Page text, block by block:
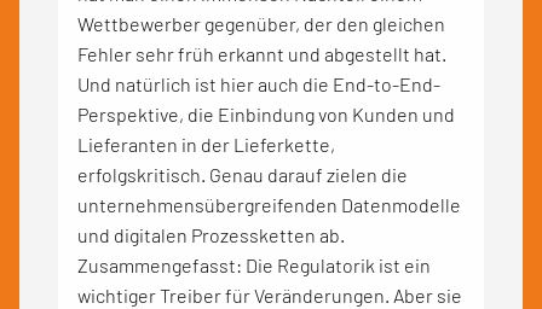
Wettbewerber gegenüber, der den gleichen
Fehler sehr früh erkannt und abgestellt hat.
Und natürlich ist hier auch die End-to-End-
Perspektive, die Einbindung von Kunden und
Lieferanten in der Lieferkette,
erfolgskritisch. Genau darauf zielen die
unternehmensübergreifenden Datenmodelle
und digitalen Prozessketten ab.
Zusammengefasst: Die Regulatorik ist ein
wichtiger Treiber für Veränderungen. Aber sie